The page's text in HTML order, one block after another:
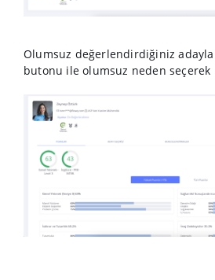
Olumsuz değerlendirdiğiniz
butonu ile olumsuz neden